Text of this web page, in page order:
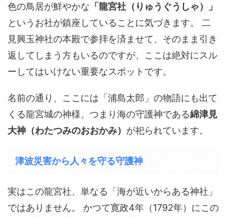
色の鳥居が鮮やかな 「龍宮社（りゅうぐうしゃ）」
というお社が鎮座していることに気づきます。 二
見興玉神社の本殿で参拝を済ませて、そのまま引き
返してしまう方もいるのですが、ここは絶対にスル
ーしてはいけない重要なスポットです。
名前の通り、ここには「浦島太郎」の物語にも出て
くる龍宮城の神様、つまり海の守護神である綿津見
大神（わたつみのおおかみ） が祀られています。
津波災害から人々を守る守護神
実はこの龍宮社、単なる「海が近いからある神社」
ではありません。 かつて寛政4年（1792年）にこの